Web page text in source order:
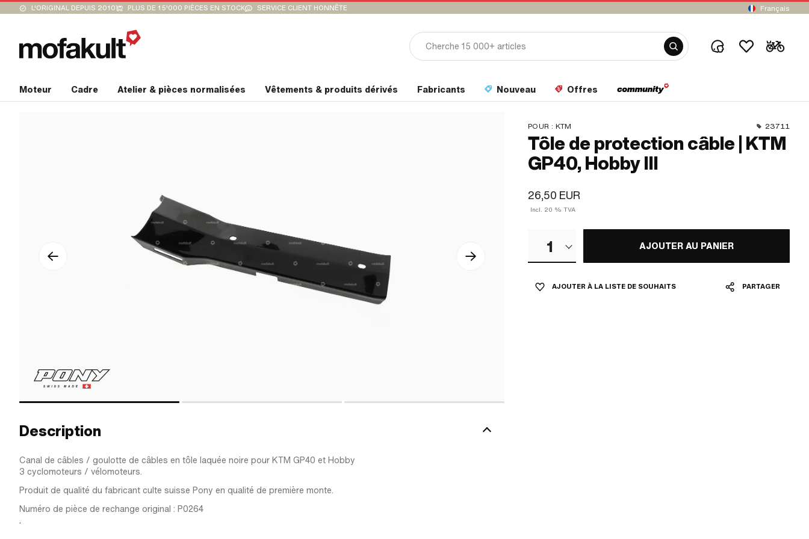
L'ORIGINAL DEPUIS 2010 PLUS DE 15'000 PIÈCES EN STOCK SERVICE CLIENT HONNÊTE Français
Moteur Cadre Atelier & pièces normalisées Vêtements & produits dérivés Fabricants Nouveau Offres
POUR : KTM 23711
Tôle de protection câble | KTM
GP40, Hobby III
26,50 EUR
Incl. 20 % TVA
1 AJOUTER AU PANIER
AJOUTER À LA LISTE DE SOUHAITS PARTAGER
Description
Canal de câbles / goulotte de câbles en tôle laquée noire pour KTM GP40 et Hobby
3 cyclomoteurs / vélomoteurs.
Produit de qualité du fabricant culte suisse Pony en qualité de première monte.
Numéro de pièce de rechange original : P0264
.